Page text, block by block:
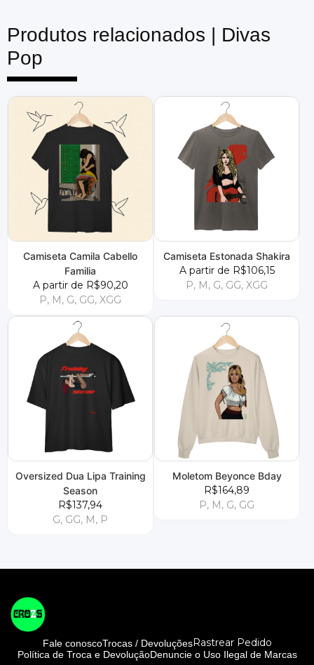
Produtos relacionados | Divas
Pop
Camiseta Camila Cabello
Familia
A partir de R$90,20
P, M, G, GG, XGG
Camiseta Estonada Shakira
A partir de R$106,15
P, M, G, GG, XGG
Oversized Dua Lipa Training
Season
R$137,94
G, GG, M, P
Moletom Beyonce Bday
R$164,89
P, M, G, GG
Fale conoscoTrocas / DevoluçõesRastrear Pedido
Política de Troca e DevoluçãoDenuncie o Uso Ilegal de Marcas